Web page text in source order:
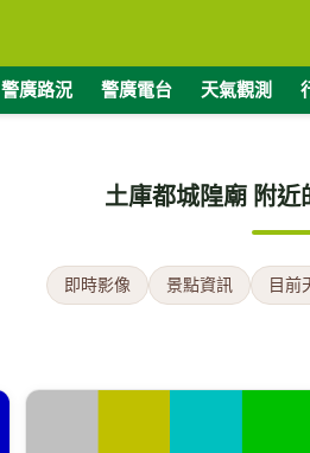
警廣路況 警廣電台 天氣觀測
土庫都城隍廟 附
即時影像 景點資訊 目前